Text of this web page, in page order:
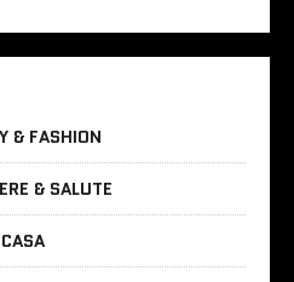
& FASHION
& SALUTE
CASA